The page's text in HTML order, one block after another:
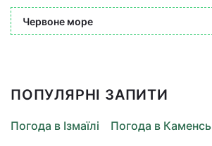
Червоне море
ПОПУЛЯРНІ ЗАПИТИ
Погода в Ізмаїлі
Погода в